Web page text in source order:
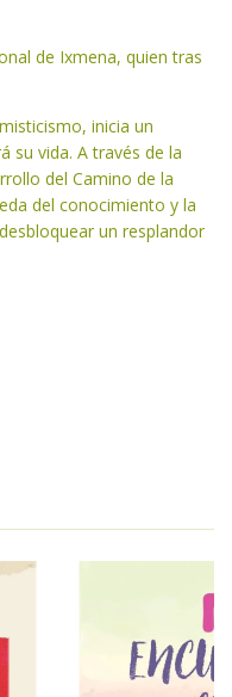
de Ixmena, quien tras
inicia un
su vida. A través de la
del Camino de la
del conocimiento y la
un resplandor